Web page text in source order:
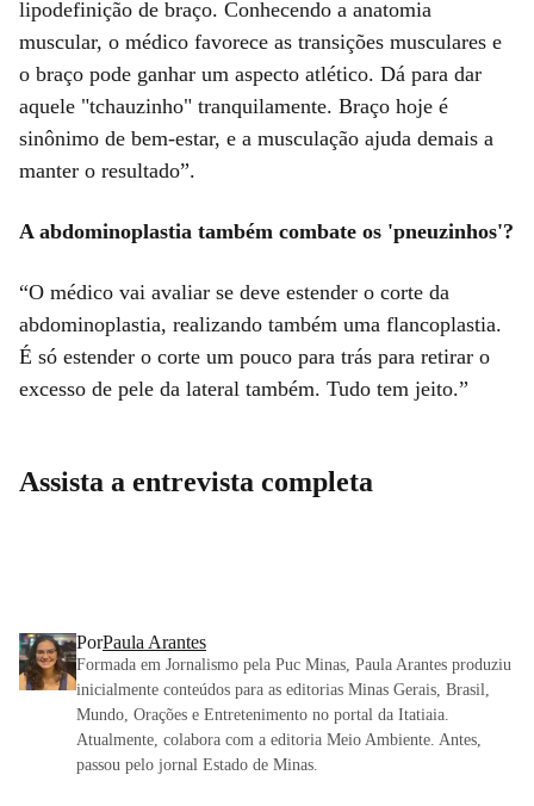
lipodefinição de braço. Conhecendo a anatomia
muscular, o médico favorece as transições musculares e
o braço pode ganhar um aspecto atlético. Dá para dar
aquele "tchauzinho" tranquilamente. Braço hoje é
sinônimo de bem-estar, e a musculação ajuda demais a
manter o resultado”.
A abdominoplastia também combate os 'pneuzinhos'?
“O médico vai avaliar se deve estender o corte da
abdominoplastia, realizando também uma flancoplastia.
É só estender o corte um pouco para trás para retirar o
excesso de pele da lateral também. Tudo tem jeito.”
Assista a entrevista completa
PorPaula Arantes
Formada em Jornalismo pela Puc Minas, Paula Arantes produziu
inicialmente conteúdos para as editorias Minas Gerais, Brasil,
Mundo, Orações e Entretenimento no portal da Itatiaia.
Atualmente, colabora com a editoria Meio Ambiente. Antes,
passou pelo jornal Estado de Minas.